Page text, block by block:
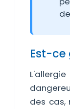
Est-ce
des cas,